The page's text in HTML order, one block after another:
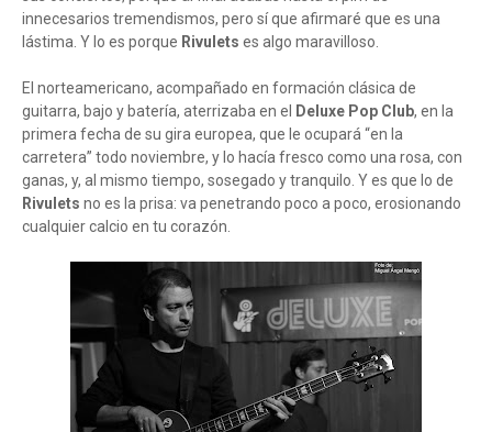
innecesarios tremendismos, pero sí que afirmaré que es una
lástima. Y lo es porque Rivulets es algo maravilloso.
El norteamericano, acompañado en formación clásica de
guitarra, bajo y batería, aterrizaba en el
Deluxe Pop Club, en la
primera fecha de su gira europea, que le ocupará “en la
carretera” todo noviembre, y lo hacía fresco como una rosa, con
ganas, y, al mismo tiempo, sosegado y tranquilo. Y es que lo de
Rivulets no es la prisa: va penetrando poco a poco, erosionando
cualquier calcio en tu corazón.